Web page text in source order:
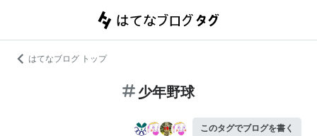
はてなブログ トップ
少年野球
このタグでブログを書く